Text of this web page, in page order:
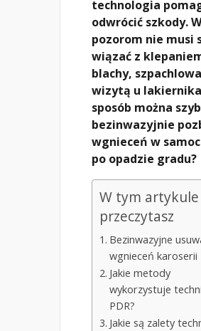
technologia
odwrócić szkody.
pozorom nie musi
wiązać z
blachy,
wizytą u
sposób można
bezinwazyjnie
wgnieceń w
po opadzie gradu?
W tym artykule
przeczytasz
Bezinwazyjne
wgnieceń karoserii
Jakie metody
wykorzystuje
PDR?
Jakie są zalety